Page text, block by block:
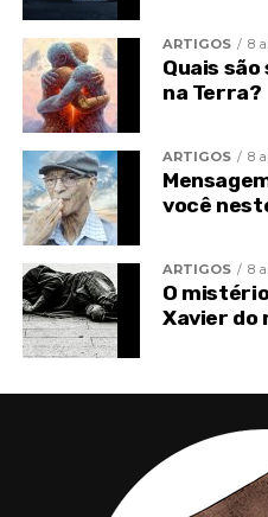
TÓPICOS RELACIONADOS
CHICO DE MINAS XAVIER
ORAÇÃO
ARTIGOS 8
Quais
na Terra?
ARTIGOS 8
você
ARTIGOS 8
O
Xavier do